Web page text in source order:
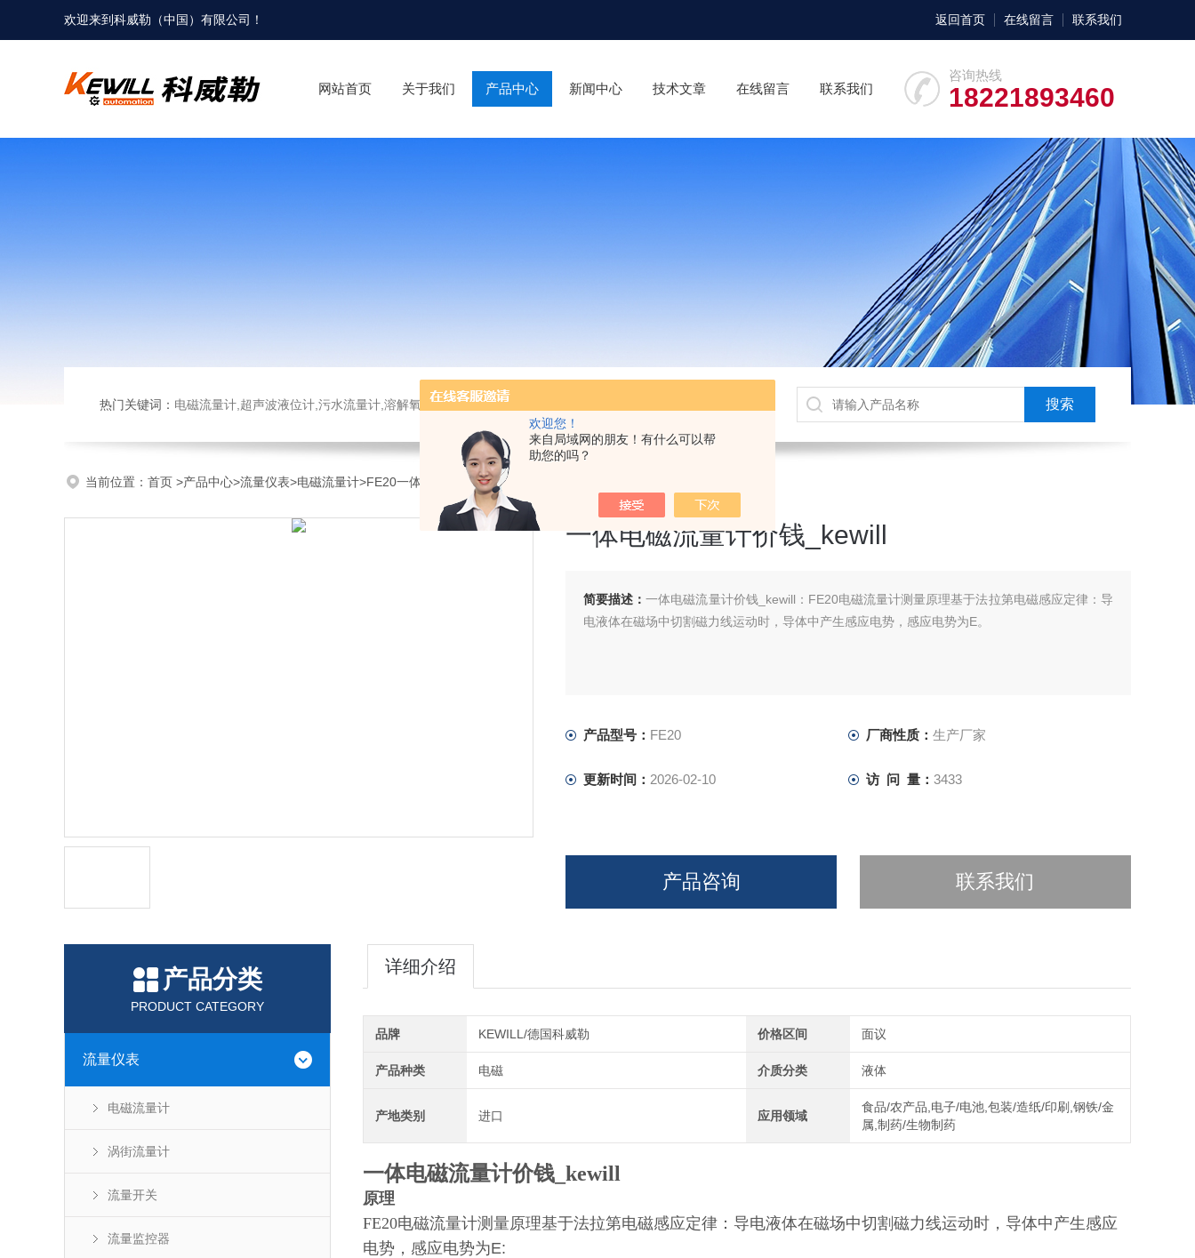
欢迎您！
来自局域网的朋友！有什么可以帮
助您的吗？
欢迎来到科威勒（中国）有限公司！ 返回首页 在线留言 联系我们
咨询热线
18221893460
网站首页 关于我们 产品中心 新闻中心 技术文章 在线留言 联系我们
热门关键词： 电磁流量计,超声波液位计,污水流量计,溶解氧仪,在线PH计,压力变送器
当前位置： 首页 >产品中心>流量仪表>电磁流量计>FE20一体电磁流量计价钱_kewill
一体电磁流量计价钱_kewill
简要描述：一体电磁流量计价钱_kewill：FE20电磁流量计测量原理基于法拉第电磁感应定律：导
电液体在磁场中切割磁力线运动时，导体中产生感应电势，感应电势为E。
产品型号： FE20 厂商性质： 生产厂家
更新时间： 2026-02-10 访 问 量： 3433
产品咨询 联系我们
产品分类
PRODUCT CATEGORY
流量仪表
电磁流量计
涡街流量计
流量开关
流量监控器
详细介绍
品牌 KEWILL/德国科威勒 价格区间 面议
产品种类 电磁 介质分类 液体
产地类别 进口 应用领域
食品/农产品,电子/电池,包装/造纸/印刷,钢铁/金
属,制药/生物制药
一体电磁流量计价钱_kewill
原理
FE20电磁流量计测量原理基于法拉第电磁感应定律：导电液体在磁场中切割磁力线运动时，导体中产生感应
电势，感应电势为E: